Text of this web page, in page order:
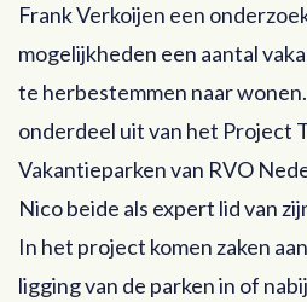
Frank Verkoijen een
mogelijkheden een aantal
te herbestemmen naar
onderdeel uit van het Project
Vakantieparken van RVO
Nico beide als expert lid van
In het project komen zaken
ligging van de parken in of